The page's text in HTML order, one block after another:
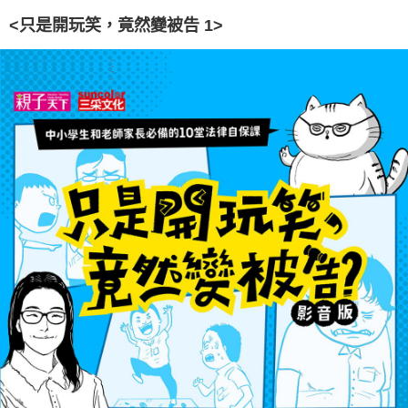
<只是開玩笑，竟然變被告 1>